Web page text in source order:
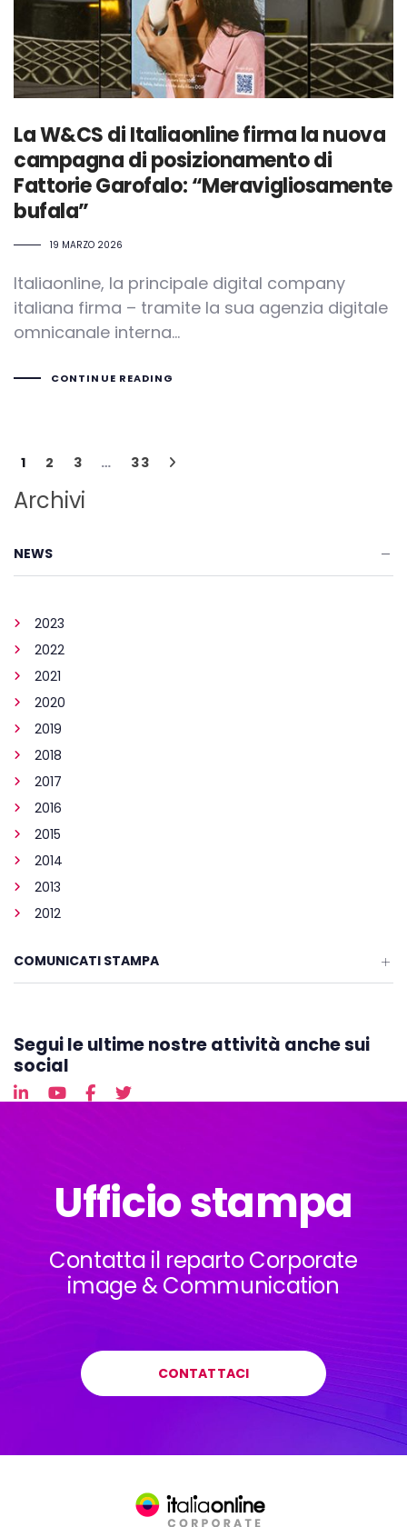
La W&CS di Italiaonline firma la nuova
campagna di posizionamento di
Fattorie Garofalo: “Meravigliosamente
bufala”
19 MARZO 2026
Italiaonline, la principale digital company
italiana firma – tramite la sua agenzia digitale
omnicanale interna…
CONTINUE READING
1 2 3 … 33
Archivi
NEWS
2023
2022
2021
2020
2019
2018
2017
2016
2015
2014
2013
2012
COMUNICATI STAMPA
Segui le ultime nostre attività anche sui
social
Ufficio stampa
Contatta il reparto Corporate
image & Communication
CONTATTACI